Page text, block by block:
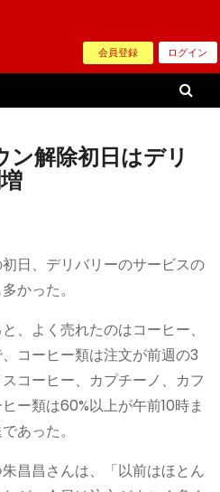
会員登録 ログイン
ン解除初日はデリ
日、デリバリーのサービスの
かった。
、よく売れたのはコーヒー、
コーヒー類は注文が前週の3
コーヒー、カプチーノ、カフ
ー類は60%以上が午前10時ま
あった。
昌昌さんは、「以前はほとん